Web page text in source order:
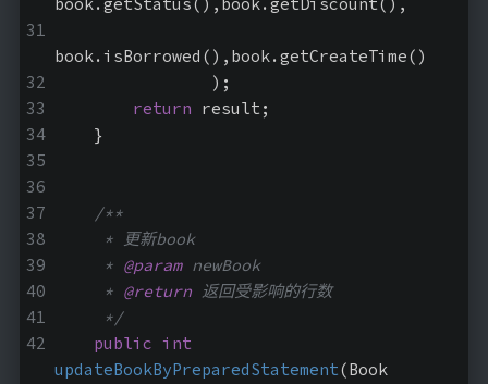
book.isBorrowed(),book.getCreateTime()
                );
return result;
    }
/**
     * 更新book
     *
@param newBook
     *
@return 返回受影响的行数
     */
public int
updateBookByPreparedStatement(Book